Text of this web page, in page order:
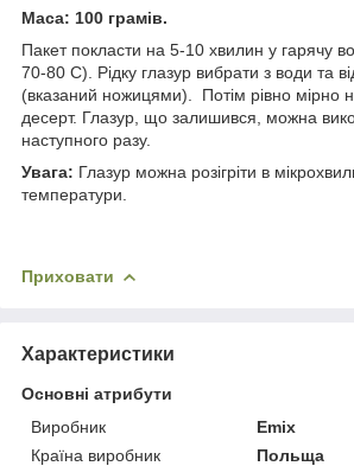
Маса: 100 грамів.
Пакет покласти на 5-10 хвилин у гарячу
70-80 С). Рідку глазур вибрати з води та
(вказаний ножицями). Потім рівно мірно
десерт. Глазур, що залишився, можна
наступного разу.
Увага: Глазур можна розігріти в
температури.
Приховати
Характеристики
Основні атрибути
Виробник
Emix
Країна виробник
Польща